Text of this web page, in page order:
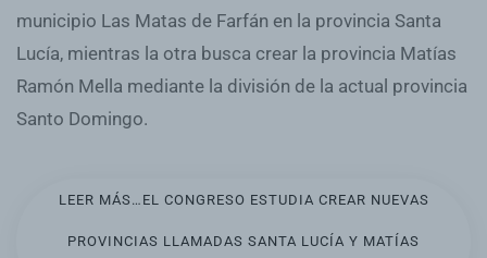
municipio Las Matas de Farfán en la provincia Santa
Lucía, mientras la otra busca crear la provincia Matías
Ramón Mella mediante la división de la actual provincia
Santo Domingo.
LEER MÁS…EL CONGRESO ESTUDIA CREAR NUEVAS
PROVINCIAS LLAMADAS SANTA LUCÍA Y MATÍAS